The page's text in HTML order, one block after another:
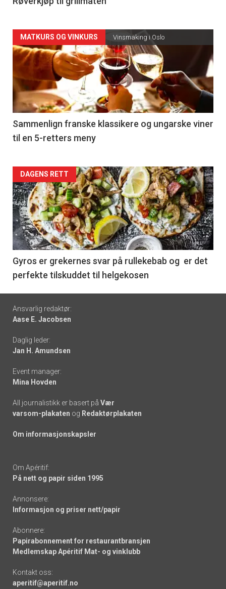
Forsiden
akkurat
nå
-
5
MATKURS OG VINKURS Vinsmaking i Oslo
Sammenlign franske klassikere og ungarske viner
til en 5-retters meny
Forsiden
akkurat
nå
-
6
DAGENS RETT
Gyros er grekernes svar på rullekebab og er det
perfekte tilskuddet til helgekosen
Footer
-
links
Ansvarlig redaktør:
Aase E. Jacobsen
Daglig leder:
Jan H. Amundsen
Event manager:
Mina Hovden
All journalistikk er basert på Vær
varsom-plakaten og Redaktørplakaten
Om informasjonskapsler
Om Apéritif:
På nett og papir siden 1995
Annonsere:
Informasjon og priser nett/papir
Abonnere:
Papirabonnement for restaurantbransjen
Medlemskap Apéritif Mat- og vinklubb
Kontakt oss:
aperitif@aperitif.no